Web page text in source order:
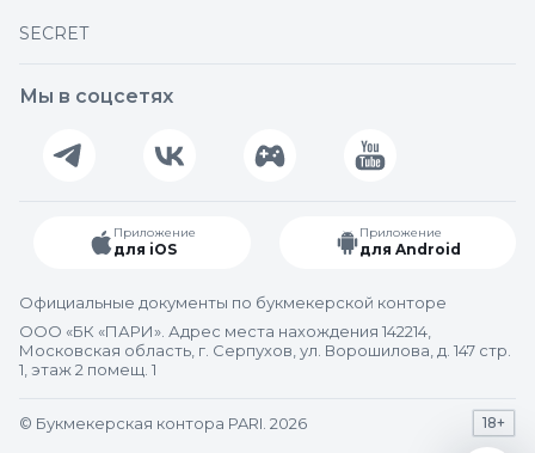
SECRET
Мы в соцсетях
Приложение
для iOS
Приложение
для Android
Официальные документы по букмекерской конторе
ООО «БК «ПАРИ». Адрес места нахождения 142214,
Московская область, г. Серпухов, ул. Ворошилова, д. 147 стр.
1, этаж 2 помещ. 1
© Букмекерская контора PARI. 2026 18+